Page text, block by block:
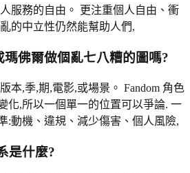
服務的自由。 更注重個人自由、衝
的中立性仍然能幫助人們,
佛爾做個亂七八糟的圖嗎?
本,季,期,電影,或場景。 Fandom 角色
化,所以一個單一的位置可以爭論. 一
:動機、違規、減少傷害、個人風險,
是什麼?